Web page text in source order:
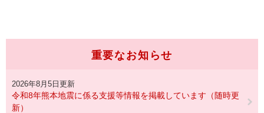
重要なお知らせ
2026年8月5日更新
令和8年熊本地震に係る支援等情報を掲載しています（随時更
新）